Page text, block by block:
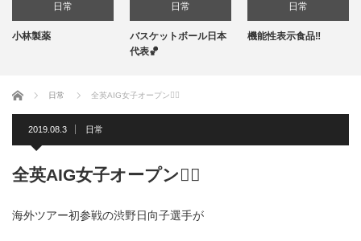
日常
小林製薬
日常
バスケットボール日本
代表🏀
日常
機能性表示食品‼️
ホーム 日常 全英AIG女子オープン🏌️‍♀️
2019.08.3 日常
全英AIG女子オープン🏌️‍♀️
海外ツアー初参戦の渋野日向子選手が